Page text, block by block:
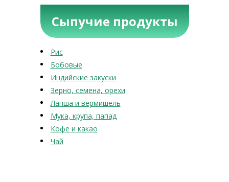
Сыпучие продукты
Рис
Бобовые
Индийские закуски
Зерно, семена, орехи
Лапша и вермишель
Мука, крупа, папад
Кофе и какао
Чай